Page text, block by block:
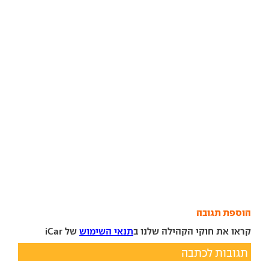
הוספת תגובה
קראו את חוקי הקהילה שלנו בתנאי השימוש של iCar
תגובות לכתבה